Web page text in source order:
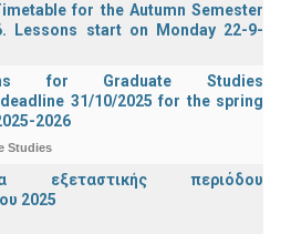
for the Autumn Semester
Lessons start on Monday 22-9-
for Graduate Studies
31/10/2025 for the spring
2026
Studies
εξεταστικής περιόδου
2025